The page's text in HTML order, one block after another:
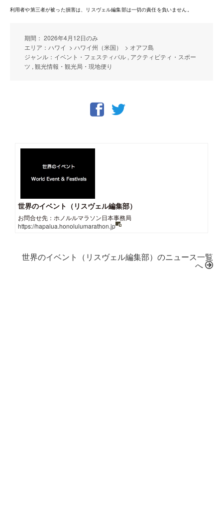
利用者や第三者が被った損害は、リスヴェル編集部は一切の責任を負いません。
期間： 2026年4月12日のみ
エリア：ハワイ > ハワイ州（米国） > オアフ島
ジャンル：イベント・フェスティバル , アクティビティ・スポー
ツ , 観光情報・観光局・現地便り
世界のイベント（リスヴェル編集部）
お問合せ先：ホノルルマラソン日本事務局
https://hapalua.honolulumarathon.jp
世界のイベント（リスヴェル編集部）のニュース一覧
へ